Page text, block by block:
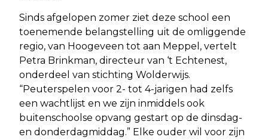
Sinds afgelopen zomer ziet deze school een
toenemende belangstelling uit de omliggende
regio, van Hoogeveen tot aan Meppel, vertelt
Petra Brinkman, directeur van ‘t Echtenest,
onderdeel van stichting Wolderwijs.
“Peuterspelen voor 2- tot 4-jarigen had zelfs
een wachtlijst en we zijn inmiddels ook
buitenschoolse opvang gestart op de dinsdag-
en donderdagmiddag.” Elke ouder wil voor zijn